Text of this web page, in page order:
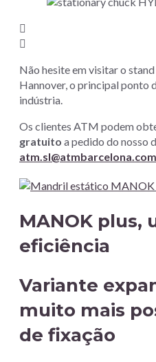
Não hesite em visitar o
Hannover, o principal ponto
indústria.
Os clientes ATM podem
gratuito a pedido do nosso
atm.sl@atmbarcelona.com
MANOK plus,
eficiência
Variante
muito mais
de fixação